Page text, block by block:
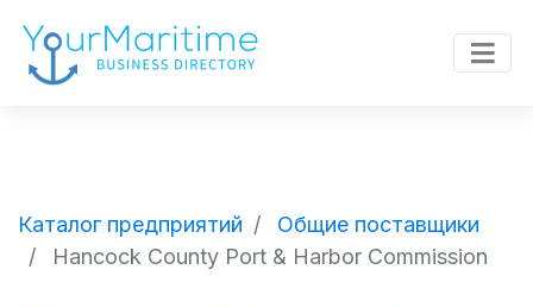
Каталог предприятий
Общие поставщики
Hancock County Port & Harbor Commission